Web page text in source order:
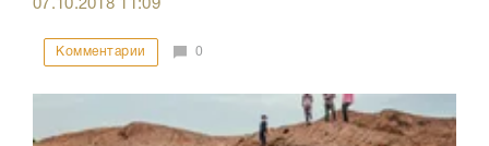
07.10.2018 11:09
Комментарии 0